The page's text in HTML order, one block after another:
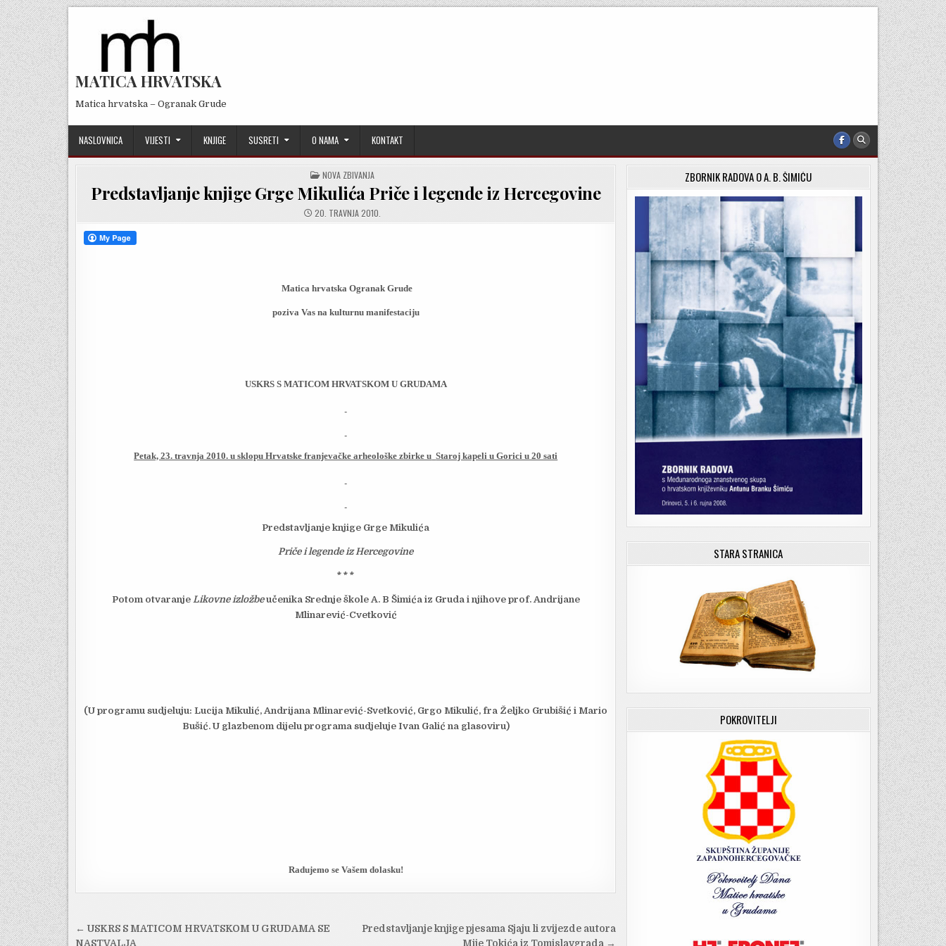
Skip
to
content
MATICA HRVATSKA
Matica hrvatska – Ogranak Grude
NASLOVNICA VIJESTI KNJIGE SUSRETI O NAMA KONTAKT
POSTED
IN
NOVA ZBIVANJA
Predstavljanje knjige Grge Mikulića Priče i legende iz Hercegovine
20. TRAVNJA 2010.
Matica hrvatska Ogranak Grude
poziva Vas na kulturnu manifestaciju
USKRS S MATICOM HRVATSKOM U GRUDAMA
Petak, 23. travnja 2010. u sklopu Hrvatske franjevačke arheološke zbirke u Staroj kapeli u Gorici u 20 sati
Predstavljanje knjige Grge Mikulića
Priče i legende iz Hercegovine
* * *
Potom otvaranje Likovne izložbeučenika Srednje škole A. B Šimića iz Gruda i njihove prof. Andrijane
Mlinarević-Cvetković
(U programu sudjeluju: Lucija Mikulić, Andrijana Mlinarević-Svetković, Grgo Mikulić, fra Željko Grubišić i Mario
Bušić. U glazbenom dijelu programa sudjeluje Ivan Galić na glasoviru)
Radujemo se Vašem dolasku!
Navigacija
Predstavljanje knjige pjesama Sjaju li zvijezde autora
Mije Tokića iz Tomislavgrada →
← USKRS S MATICOM HRVATSKOM U GRUDAMA SE
NASTVALJA
ZBORNIK RADOVA O A. B. ŠIMIĆU
STARA STRANICA
POKROVITELJI